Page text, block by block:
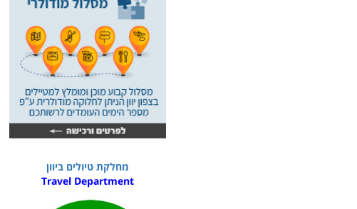
מחלקת טיולים ביוון
Travel Department